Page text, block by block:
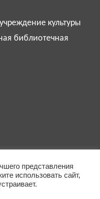
культуры
библиотечная
представления
использовать сайт,